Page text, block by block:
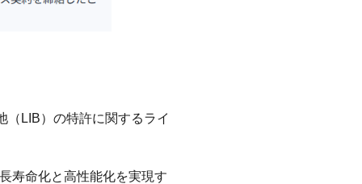
（LIB）の特許に関するライ
寿命化と高性能化を実現す